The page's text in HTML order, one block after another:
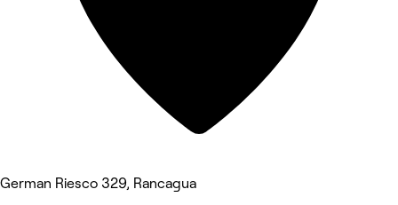
German Riesco 329, Rancagua